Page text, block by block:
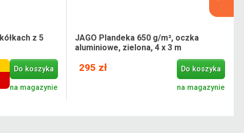
z 5
Do koszyka
na magazynie
JAGO Plandeka 650 g/m², oczka
aluminiowe, zielona, 4 x 3 m
295 zł Do koszyka
na magazynie